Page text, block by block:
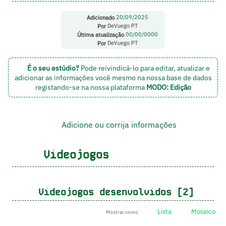
Adicionado 20/09/2025
PorDeVuego PT
Última atualização 00/00/0000
PorDeVuego PT
É o seu estúdio?Pode reivindicá-lo para editar, atualizar e
adicionar as informações você mesmo na nossa base de dados
registando-se na nossa plataforma MODO: Edição
Adicione ou corrija informações
Videojogos
Videojogos desenvolvidos [2]
Mostrar como Lista Mosaico